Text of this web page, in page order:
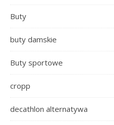
Buty
buty damskie
Buty sportowe
cropp
decathlon alternatywa